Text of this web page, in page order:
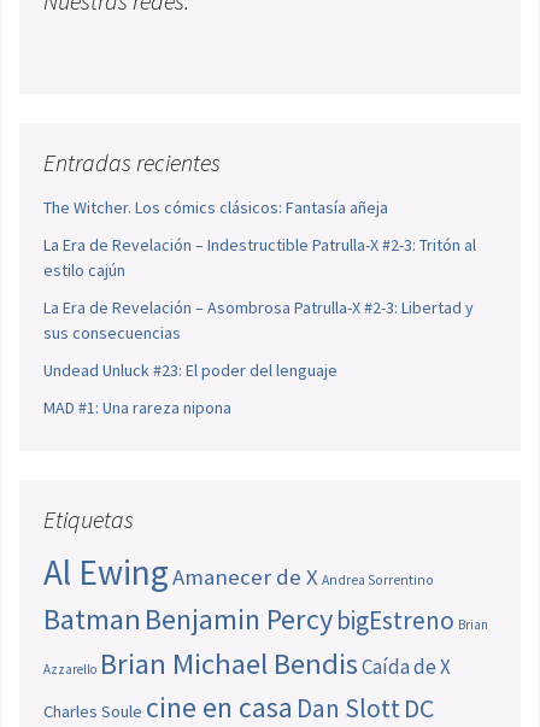
Entradas recientes
The Witcher. Los cómics clásicos: Fantasía añeja
La Era de Revelación – Indestructible Patrulla-X #2-3: Tritón al
estilo cajún
La Era de Revelación – Asombrosa Patrulla-X #2-3: Libertad y
sus consecuencias
Undead Unluck #23: El poder del lenguaje
MAD #1: Una rareza nipona
Etiquetas
Al EwingAmanecer de X Andrea Sorrentino
Batman Benjamin PercybigEstreno Brian
Azzarello Brian Michael BendisCaída de X
Charles Soule cine en casa Dan SlottDC